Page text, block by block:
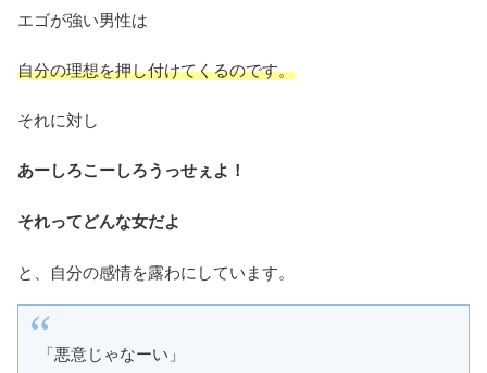
エゴが強い男性は
自分の理想を押し付けてくるのです。
それに対し
あーしろこーしろうっせぇよ！
それってどんな女だよ
と、自分の感情を露わにしています。
「悪意じゃなーい」